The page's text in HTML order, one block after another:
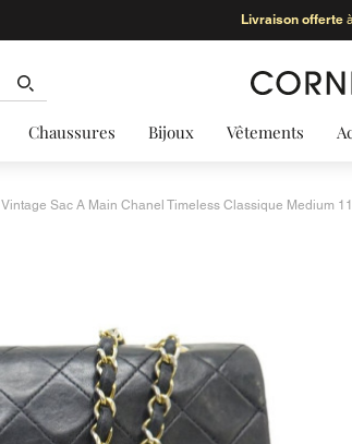
Livraison offerte
Chaussures Bijoux Vêtements
Vintage Sac A Main Chanel Timeless Classique Medium